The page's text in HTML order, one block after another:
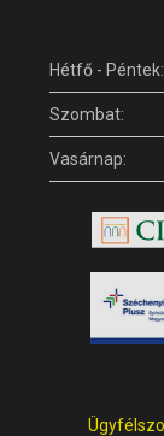
KIEGÉSZÍTŐK
KIPUFOGÓK
KORMÁNY ÉS
KXD QUAD ÉS
LÁMPÁK,
MOTORBLOKK
MOTORBLOKK
Hétfő - Péntek:
Szombat:
Vasárnap: